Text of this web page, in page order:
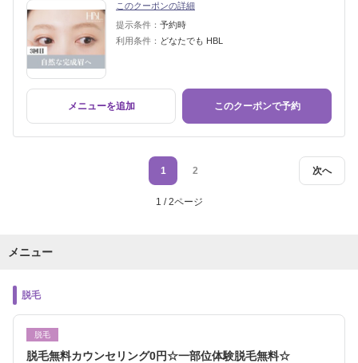
このクーポンの詳細
提示条件： 予約時
利用条件： どなたでも HBL
メニューを追加 このクーポンで予約
次へ
1 2
1 / 2ページ
メニュー
脱毛
脱毛
脱毛無料カウンセリング0円☆一部位体験脱毛無料☆